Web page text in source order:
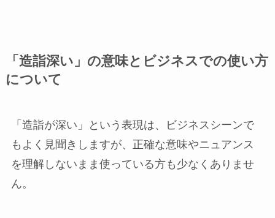
「造詣深い」の意味とビジネスでの使い方
について
「造詣が深い」という表現は、ビジネスシーンで
もよく見聞きしますが、正確な意味やニュアンス
を理解しないまま使っている方も少なくありませ
ん。